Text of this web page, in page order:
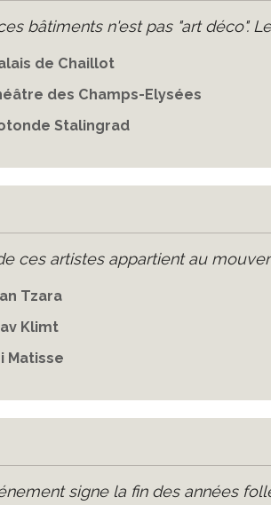
bâtiments n'est pas "art déco".
de Chaillot
des Champs-Elysées
Stalingrad
ces artistes appartient au
Tzara
Klimt
Matisse
signe la fin des années